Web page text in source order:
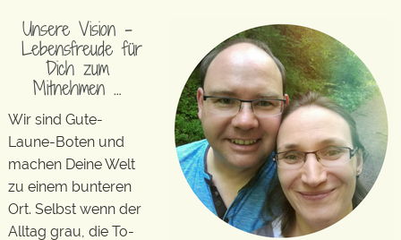
Unsere Vision –
Lebensfreude für
Dich zum
Mitnehmen …
Wir sind Gute-
Laune-Boten und
machen Deine Welt
zu einem bunteren
Ort. Selbst wenn der
Alltag grau, die To-